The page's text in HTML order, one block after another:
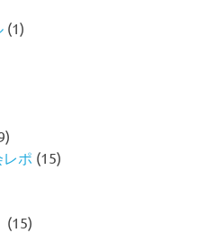
(1)
ポ (15)
(15)